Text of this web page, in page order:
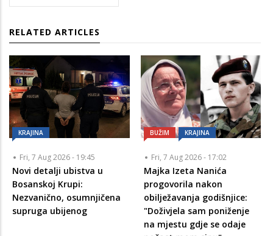
RELATED ARTICLES
KRAJINA
Fri, 7 Aug 2026 - 19:45
Novi detalji ubistva u
Bosanskoj Krupi:
Nezvanično, osumnjičena
supruga ubijenog
BUŽIM KRAJINA
Fri, 7 Aug 2026 - 17:02
Majka Izeta Nanića
progovorila nakon
obilježavanja godišnjice:
"Doživjela sam poniženje
na mjestu gdje se odaje